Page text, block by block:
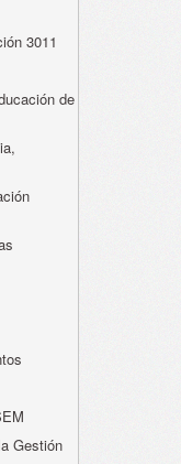
3011
de
Gestión